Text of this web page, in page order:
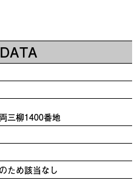
三柳1400番地
ため該当なし